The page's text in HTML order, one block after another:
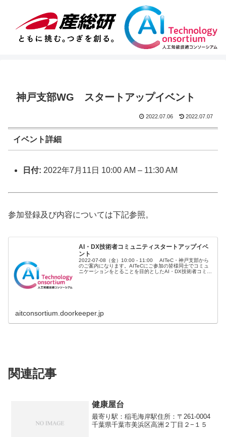
神戸支部WG スタートアップイベント
2022.07.06 2022.07.07
イベント詳細
日付: 2022年7月11日 10:00 AM – 11:30 AM
参加登録及び内容については下記参照。
AI・DX技術者コミュニティスタートアップイベ
ント
2022-07-08（金）10:00 - 11:00 AITeC・神戸支部から
のご案内になります。AITeCにご参加の皆様同士でコミュ
ニケーションをとることを目的としたAI・DX技術者コミュ
aitconsortium.doorkeeper.jp
関連記事
健康屋台
最寄り駅：稲毛海岸駅住所：〒261-0004
千葉県千葉市美浜区高洲２丁目２−１５